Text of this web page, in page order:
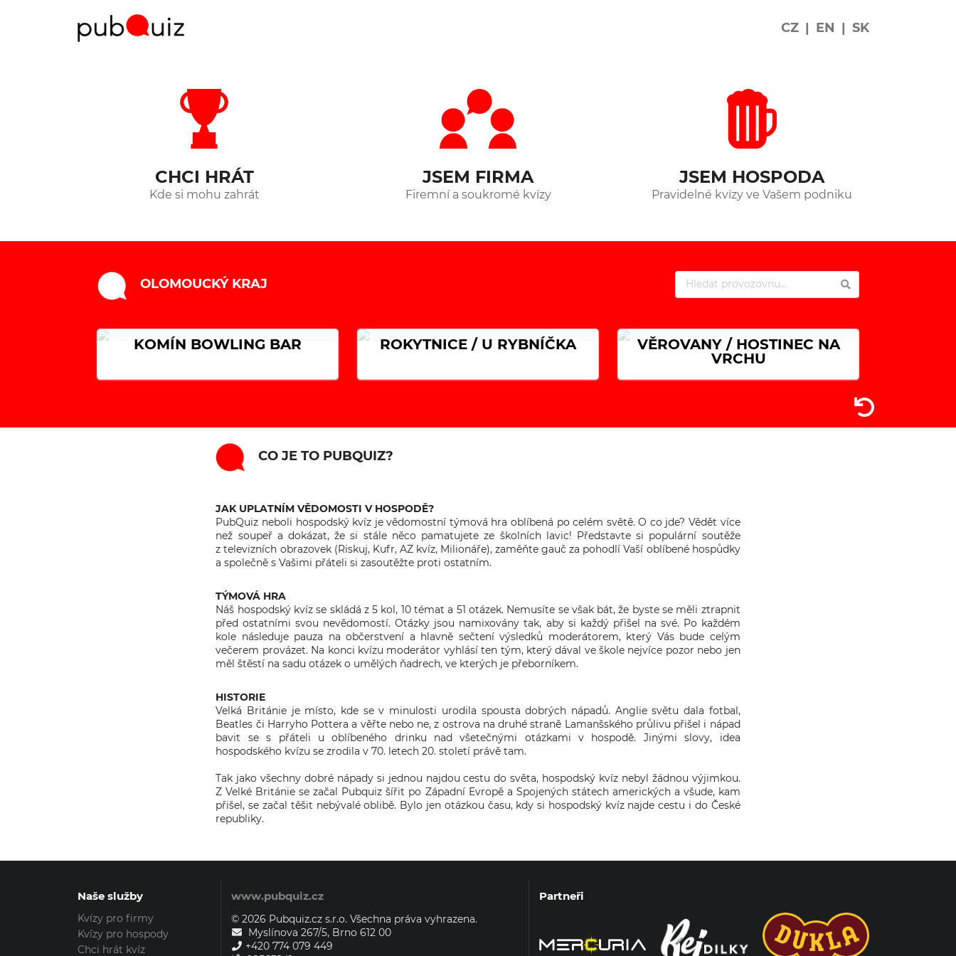
CZ | EN | SK
CHCI HRÁT
Kde si mohu zahrát
JSEM FIRMA
Firemní a soukromé kvízy
JSEM HOSPODA
Pravidelné kvízy ve Vašem podniku
OLOMOUCKÝ KRAJ
KOMÍN BOWLING BAR ROKYTNICE / U RYBNÍČKA
VĚROVANY / HOSTINEC NA
VRCHU
CO JE TO PUBQUIZ?
JAK UPLATNÍM VĚDOMOSTI V HOSPODĚ?
PubQuiz neboli hospodský kvíz je vědomostní týmová hra oblíbená po celém světě. O co jde? Vědět více
než soupeř a dokázat, že si stále něco pamatujete ze školních lavic! Představte si populární soutěže
z televizních obrazovek (Riskuj, Kufr, AZ kvíz, Milionáře), zaměňte gauč za pohodlí Vaší oblíbené hospůdky
a společně s Vašimi přáteli si zasoutěžte proti ostatním.
TÝMOVÁ HRA
Náš hospodský kvíz se skládá z 5 kol, 10 témat a 51 otázek. Nemusíte se však bát, že byste se měli ztrapnit
před ostatními svou nevědomostí. Otázky jsou namixovány tak, aby si každý přišel na své. Po každém
kole následuje pauza na občerstvení a hlavně sečtení výsledků moderátorem, který Vás bude celým
večerem provázet. Na konci kvízu moderátor vyhlásí ten tým, který dával ve škole nejvíce pozor nebo jen
měl štěstí na sadu otázek o umělých ňadrech, ve kterých je přeborníkem.
HISTORIE
Velká Británie je místo, kde se v minulosti urodila spousta dobrých nápadů. Anglie světu dala fotbal,
Beatles či Harryho Pottera a věřte nebo ne, z ostrova na druhé straně Lamanšského průlivu přišel i nápad
bavit se s přáteli u oblíbeného drinku nad všetečnými otázkami v hospodě. Jinými slovy, idea
hospodského kvízu se zrodila v 70. letech 20. století právě tam.
Tak jako všechny dobré nápady si jednou najdou cestu do světa, hospodský kvíz nebyl žádnou výjimkou.
Z Velké Británie se začal Pubquiz šířit po Západní Evropě a Spojených státech amerických a všude, kam
přišel, se začal těšit nebývalé oblibě. Bylo jen otázkou času, kdy si hospodský kvíz najde cestu i do České
republiky.
Naše služby
Kvízy pro firmy
Kvízy pro hospody
Chci hrát kvíz
www.pubquiz.cz
© 2026 Pubquiz.cz s.r.o. Všechna práva vyhrazena.
Myslínova 267/5, Brno 612 00
+420 774 079 449
Partneři